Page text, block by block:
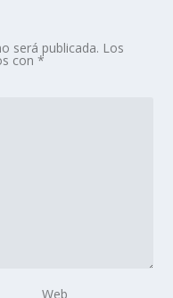
será publicada. Los
con*
Web